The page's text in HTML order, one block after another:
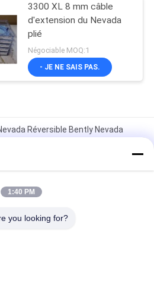
3300 XL 8 mm câble
d'extension du Nevada
plié
Négociable MOQ:1
- JE NE SAIS PAS.
Réversible Bently Nevada
Proximité sonde 330709-000-
Bently Nevada Vibration Probe
1:40 PM
you looking for?